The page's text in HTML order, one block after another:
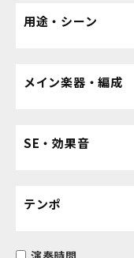
用途・シーン
メイン楽器・編成
SE・効果音
テンポ